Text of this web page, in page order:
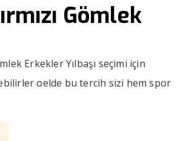
Gömlek
Erkekler Yılbaşı seçimi için
oelde bu tercih sizi hem spor